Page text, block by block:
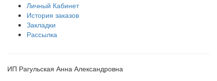
Личный Кабинет
История заказов
Закладки
Рассылка
ИП Рагульская Анна Александровна